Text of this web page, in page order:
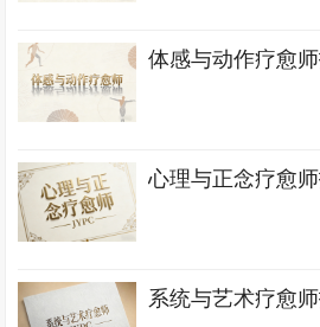
体感与动作疗愈
心理与正念疗愈
系统与艺术疗愈